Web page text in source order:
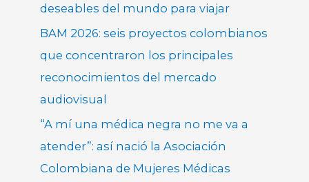
deseables del mundo para viajar
BAM 2026: seis proyectos colombianos
que concentraron los principales
reconocimientos del mercado
audiovisual
“A mí una médica negra no me va a
atender”: así nació la Asociación
Colombiana de Mujeres Médicas